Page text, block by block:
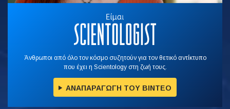
Άνθρωποι από όλο τον κόσμο συζητούν για τον θετικό αντίκτυπο
που έχει η Scientology στη ζωή τους.
ΑΝΑΠΑΡΑΓΩΓΗ ΤΟΥ ΒΙΝΤΕΟ